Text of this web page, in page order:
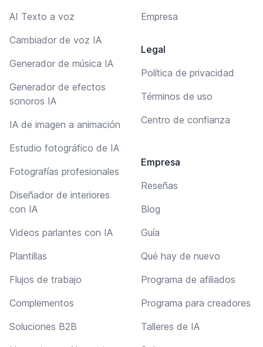
AI Texto a voz
Cambiador de voz IA
Generador de música IA
Generador de efectos
sonoros IA
IA de imagen a animación
Estudio fotográfico de IA
Fotografías profesionales
Diseñador de interiores
con IA
Videos parlantes con IA
Plantillas
Flujos de trabajo
Complementos
Soluciones B2B
Empresa
Legal
Política de privacidad
Términos de uso
Centro de confianza
Empresa
Reseñas
Blog
Guía
Qué hay de nuevo
Programa de afiliados
Programa para creadores
Talleres de IA